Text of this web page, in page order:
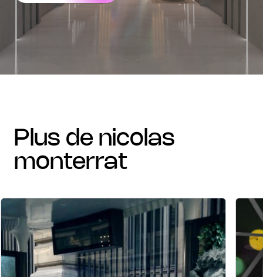
plus de nicolas
monterrat